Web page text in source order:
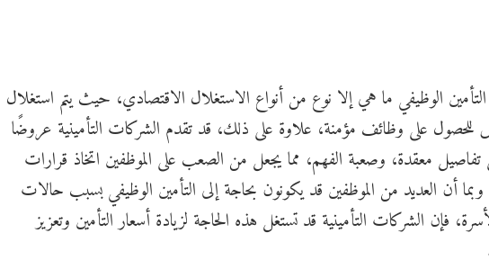
الوظيفي ما هي إلا نوع من أنواع الاستغلال الاقتصادي، حيث يتم استغلال
للحصول على وظائف مؤمنة، علاوة على ذلك، قد تقدم الشركات التأمينية عروضًا
تفاصيل معقدة، وصعبة الفهم، مما يجعل من الصعب على الموظفين اتخاذ قرارات
أن العديد من الموظفين قد يكونون بحاجة إلى التأمين الوظيفي بسبب حالات
فإن الشركات التأمينية قد تستغل هذه الحاجة لزيادة أسعار التأمين وتعزيز